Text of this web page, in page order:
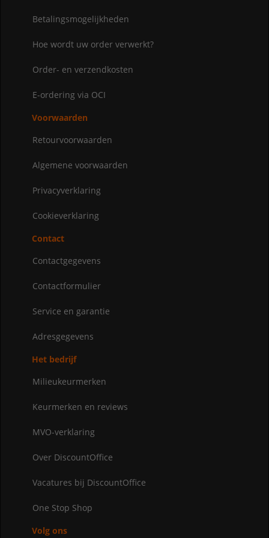
Betalingsmogelijkheden
Hoe wordt uw order verwerkt?
Order- en verzendkosten
E-ordering via OCI
Voorwaarden
Retourvoorwaarden
Algemene voorwaarden
Privacyverklaring
Cookieverklaring
Contact
Contactgegevens
Contactformulier
Service en garantie
Adresgegevens
Het bedrijf
Milieukeurmerken
Keurmerken en reviews
MVO-verklaring
Over DiscountOffice
Vacatures bij DiscountOffice
One Stop Shop
Volg ons